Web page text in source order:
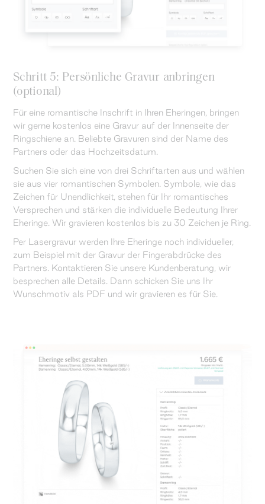
Schritt 5: Persönliche Gravur anbringen
(optional)
Für eine romantische Inschrift in Ihren Eheringen, bringen
wir gerne kostenlos eine Gravur auf der Innenseite der
Ringschiene an. Beliebte Gravuren sind der Name des
Partners oder das Hochzeitsdatum.
Suchen Sie sich eine von drei Schriftarten aus und wählen
sie aus vier romantischen Symbolen. Symbole, wie das
Zeichen für Unendlichkeit, stehen für Ihr romantisches
Versprechen und stärken die individuelle Bedeutung Ihrer
Eheringe. Wir gravieren kostenlos bis zu 30 Zeichen je Ring.
Per Lasergravur werden Ihre Eheringe noch individueller,
zum Beispiel mit der Gravur der Fingerabdrücke des
Partners. Kontaktieren Sie unsere Kundenberatung, wir
besprechen alle Details. Dann schicken Sie uns Ihr
Wunschmotiv als PDF und wir gravieren es für Sie.